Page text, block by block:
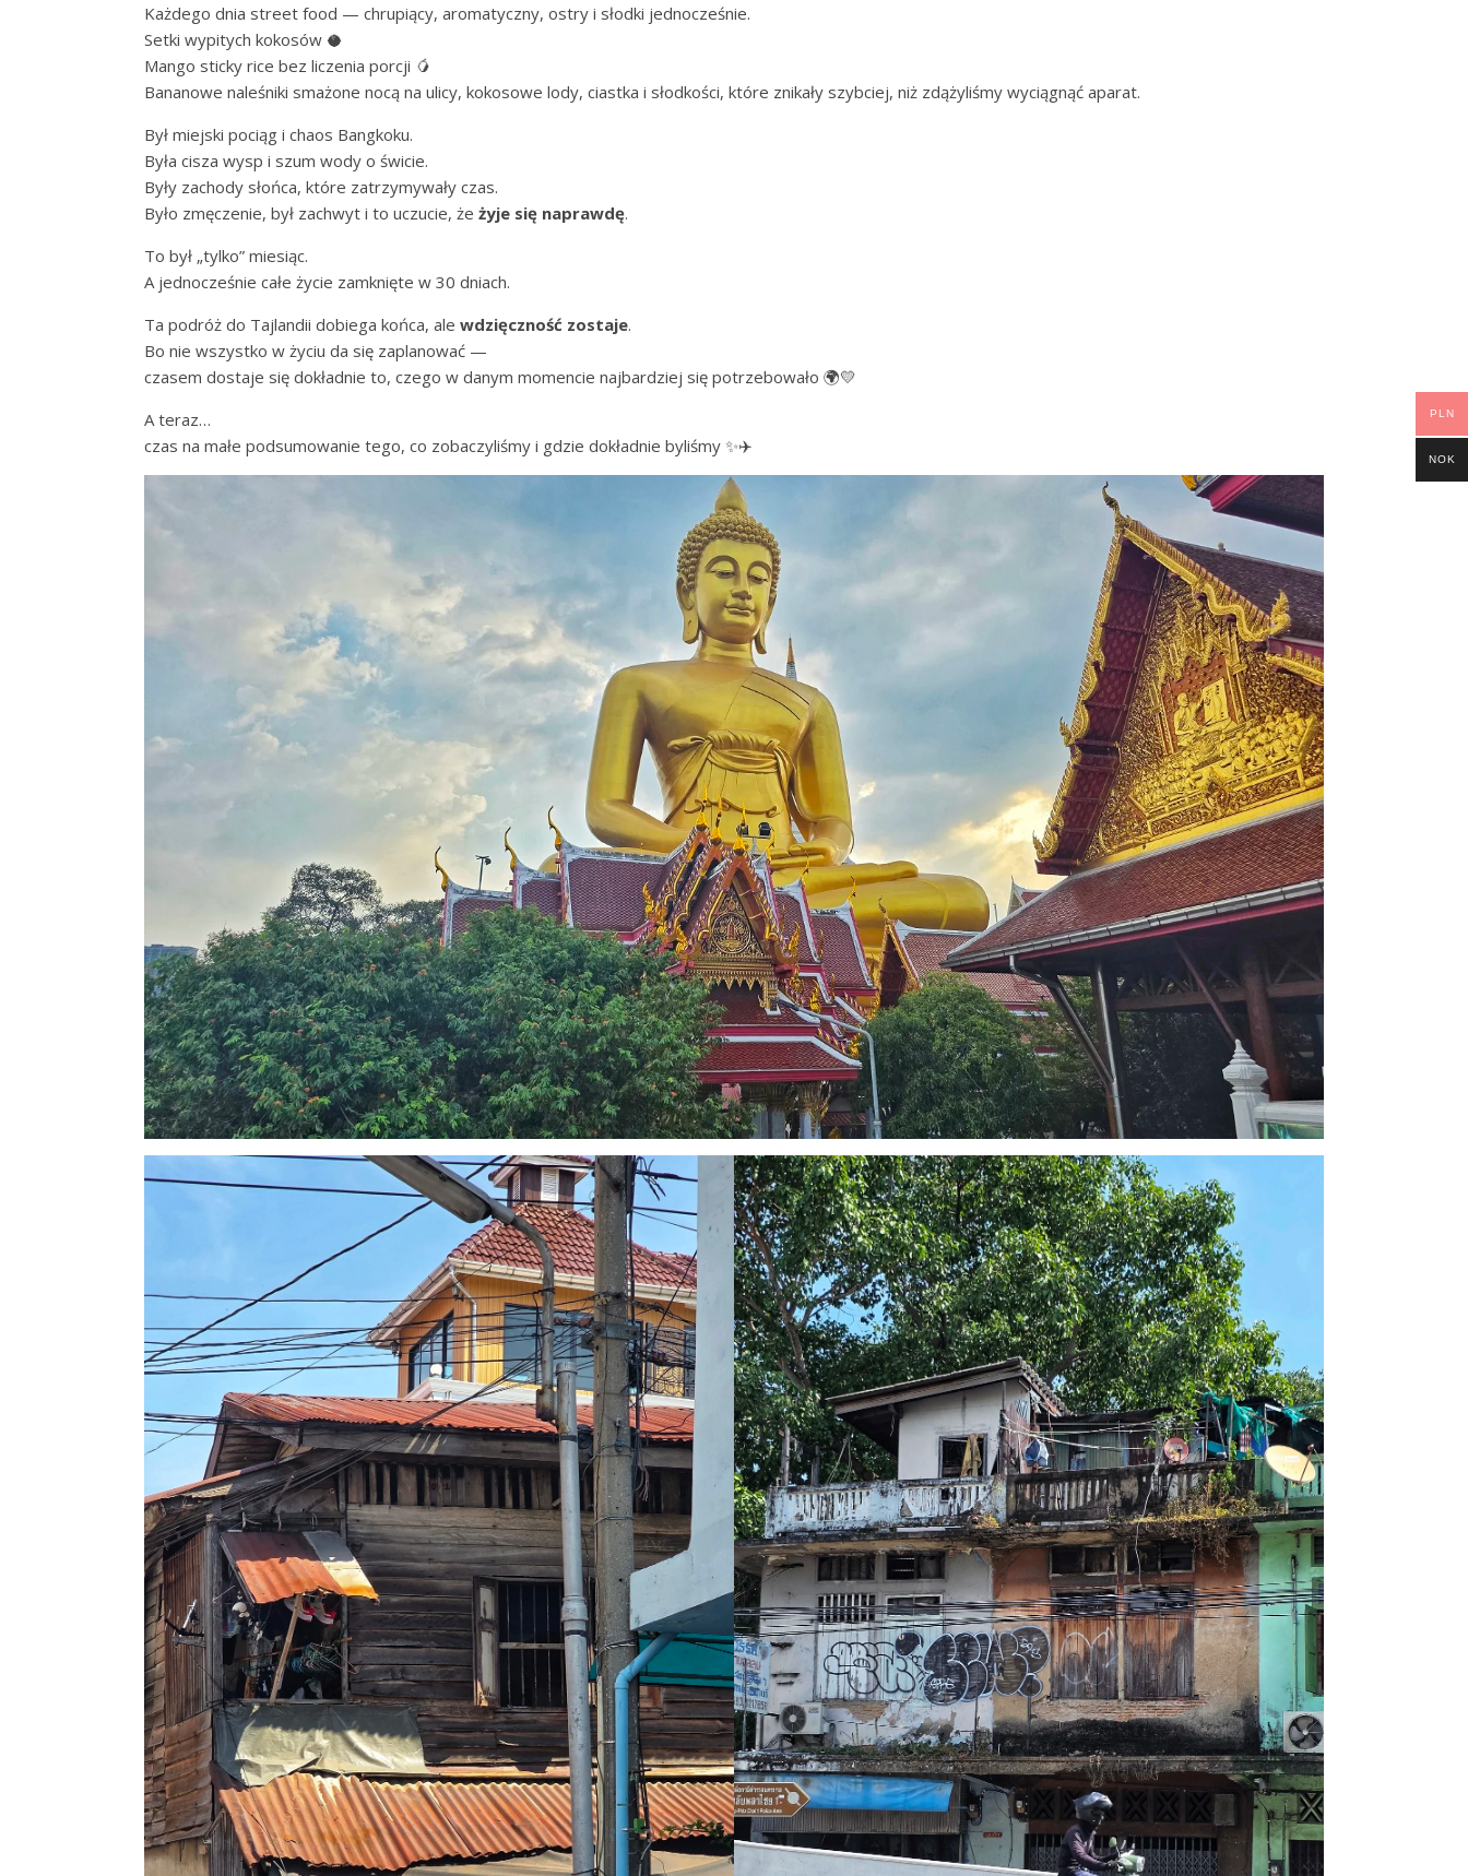
Każdego dnia street food — chrupiący, aromatyczny, ostry i słodki jednocześnie.
Setki wypitych kokosów 🥥
Mango sticky rice bez liczenia porcji 🥭
Bananowe naleśniki smażone nocą na ulicy, kokosowe lody, ciastka i słodkości, które znikały szybciej, niż zdążyliśmy wyciągnąć aparat.
Był miejski pociąg i chaos Bangkoku.
Była cisza wysp i szum wody o świcie.
Były zachody słońca, które zatrzymywały czas.
Było zmęczenie, był zachwyt i to uczucie, że żyje się naprawdę.
To był „tylko” miesiąc.
A jednocześnie całe życie zamknięte w 30 dniach.
Ta podróż do Tajlandii dobiega końca, ale wdzięczność zostaje.
Bo nie wszystko w życiu da się zaplanować —
czasem dostaje się dokładnie to, czego w danym momencie najbardziej się potrzebowało 🌍💛
A teraz…
czas na małe podsumowanie tego, co zobaczyliśmy i gdzie dokładnie byliśmy ✨✈️
PLN
NOK